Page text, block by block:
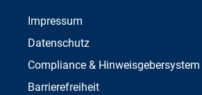
Impressum
Datenschutz
Compliance & Hinweisgebersystem
Barrierefreiheit